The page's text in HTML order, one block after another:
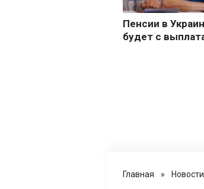
Главная » Новости